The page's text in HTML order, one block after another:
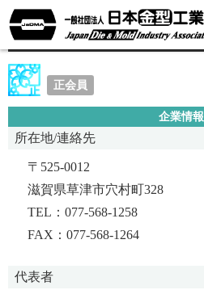
株式会社駒井工作所
正会員
企業情報
所在地/連絡先
〒525-0012
滋賀県草津市穴村町328
TEL：077-568-1258
FAX：077-568-1264
代表者